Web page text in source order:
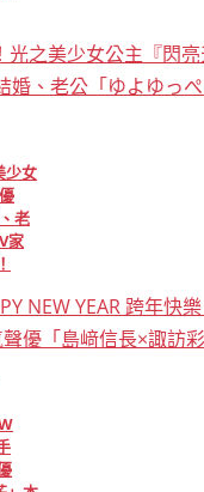
少女
老
家